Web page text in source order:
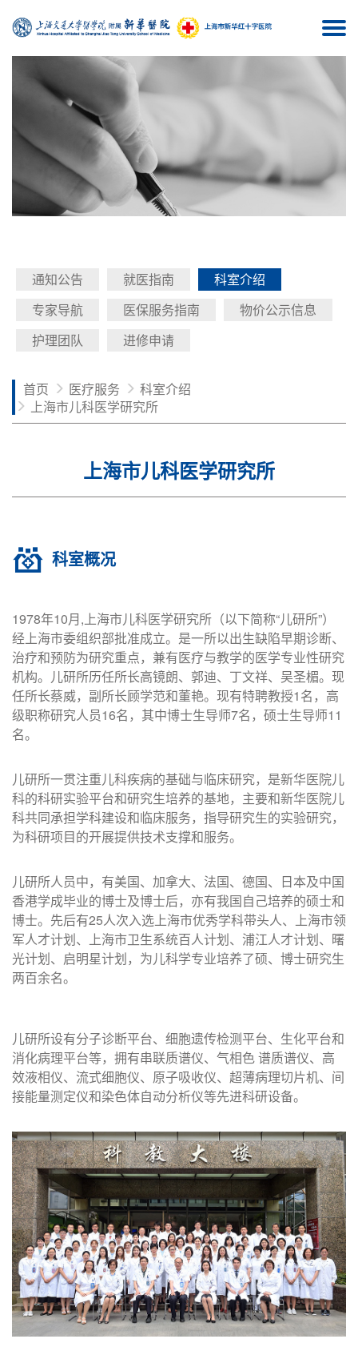
通知公告 就医指南
科室介绍
专家导航
医保服务指南
物价公示信息
护理团队
进修申请
首页 医疗服务
科室介绍
上海市儿科医学研究所
上海市儿科医学研究所
科室概况
1978年10月,上海市儿科医学研究所（以下简称“儿研所”）
经上海市委组织部批准成立。是一所以出生缺陷早期诊断、
治疗和预防为研究重点，兼有医疗与教学的医学专业性研究
机构。儿研所历任所长高镜朗、郭迪、丁文祥、吴圣楣。现
任所长蔡威，副所长顾学范和董艳。现有特聘教授1名，高
级职称研究人员16名，其中博士生导师7名，硕士生导师11
名。
儿研所一贯注重儿科疾病的基础与临床研究，是新华医院儿
科的科研实验平台和研究生培养的基地，主要和新华医院儿
科共同承担学科建设和临床服务，指导研究生的实验研究，
为科研项目的开展提供技术支撑和服务。
儿研所人员中，有美国、加拿大、法国、德国、日本及中国
香港学成毕业的博士及博士后，亦有我国自己培养的硕士和
博士。先后有25人次入选上海市优秀学科带头人、上海市领
军人才计划、上海市卫生系统百人计划、浦江人才计划、曙
光计划、启明星计划，为儿科学专业培养了硕、博士研究生
两百余名。
儿研所设有分子诊断平台、细胞遗传检测平台、生化平台和
消化病理平台等，拥有串联质谱仪、气相色 谱质谱仪、高
效液相仪、流式细胞仪、原子吸收仪、超薄病理切片机、间
接能量测定仪和染色体自动分析仪等先进科研设备。